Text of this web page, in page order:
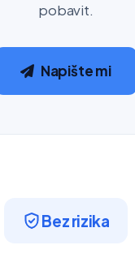
pobavit.
Napište mi
Bez rizika